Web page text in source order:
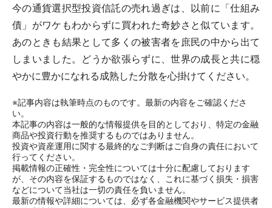
今の通貨選択型投資信託の売れ過ぎは、以前に「仕組み
債」がワケもわからずに買われた奇妙さと似ています。
あのときも結果として多くの被害者を庶民の中から出て
しまいました。どうか欲張らずに、世界の成長と共に穏
やかに豊かになれる成熟した分散を心掛けてください。
※記事内容は執筆時点のものです。最新の内容をご確認くださ
い。
本記事の内容は一般的な情報提供を目的としており、特定の金融
商品や投資行動を推奨するものではありません。
投資や資産運用に関する最終的なご判断はご自身の責任において
行ってください。
掲載情報の正確性・完全性については十分に配慮しております
が、その内容を保証するものではなく、これに基づく損失・損害
などについて当社は一切の責任を負いません。
最新の情報や詳細については、必ず各金融機関やサービス提供者